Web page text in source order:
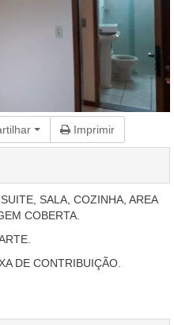
Imprimir
SALA, COZINHA, AREA
COBERTA.
DE CONTRIBUIÇÃO.